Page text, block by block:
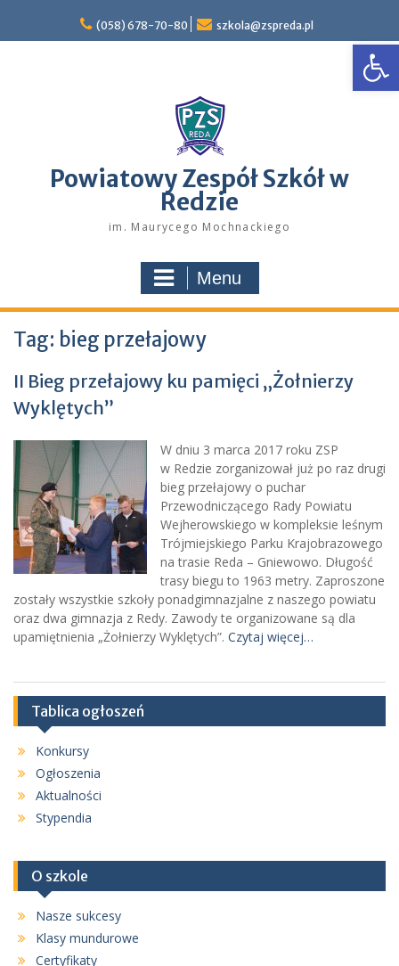
content
(058) 678-70-80 szkola@zspreda.pl
Powiatowy Zespół Szkół w
Redzie
im. Maurycego Mochnackiego
Menu
Tag: bieg przełajowy
II Bieg przełajowy ku pamięci „Żołnierzy
Wyklętych”
W dniu 3 marca 2017 roku ZSP
w Redzie zorganizował już po raz drugi
bieg przełajowy o puchar
Przewodniczącego Rady Powiatu
Wejherowskiego w kompleksie leśnym
Trójmiejskiego Parku Krajobrazowego
na trasie Reda – Gniewowo. Długość
trasy biegu to 1963 metry. Zaproszone
zostały wszystkie szkoły ponadgimnazjalne z naszego powiatu
oraz dwa gimnazja z Redy. Zawody te organizowane są dla
upamiętnienia „Żołnierzy Wyklętych”. Czytaj więcej…
Tablica ogłoszeń
Konkursy
Ogłoszenia
Aktualności
Stypendia
O szkole
Nasze sukcesy
Klasy mundurowe
Certyfikaty